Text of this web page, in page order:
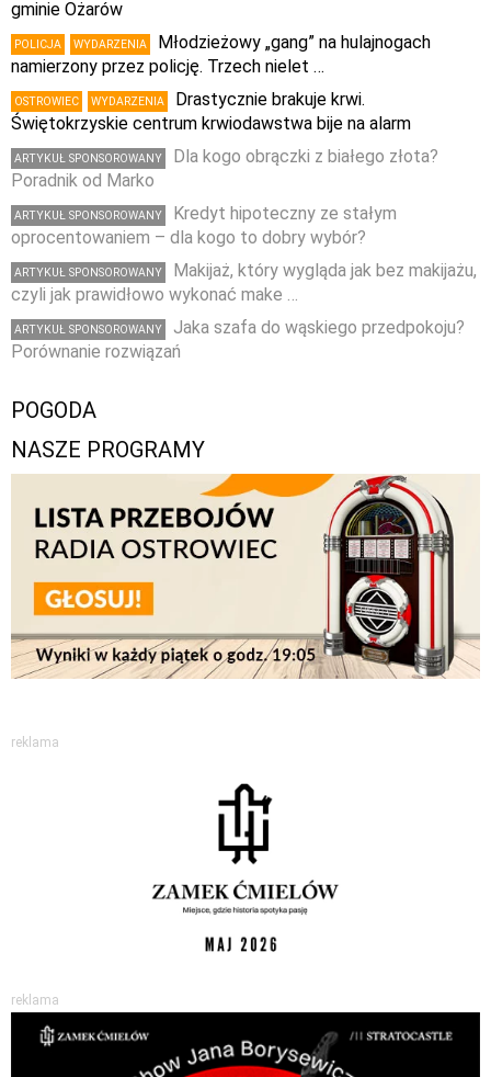
gminie Ożarów
POLICJA WYDARZENIA
Młodzieżowy „gang” na hulajnogach
namierzony przez policję. Trzech nielet …
OSTROWIEC WYDARZENIA
Drastycznie brakuje krwi.
Świętokrzyskie centrum krwiodawstwa bije na alarm
ARTYKUŁ SPONSOROWANY
Dla kogo obrączki z białego złota?
Poradnik od Marko
ARTYKUŁ SPONSOROWANY
Kredyt hipoteczny ze stałym
oprocentowaniem – dla kogo to dobry wybór?
ARTYKUŁ SPONSOROWANY
Makijaż, który wygląda jak bez makijażu,
czyli jak prawidłowo wykonać make …
ARTYKUŁ SPONSOROWANY
Jaka szafa do wąskiego przedpokoju?
Porównanie rozwiązań
POGODA
NASZE PROGRAMY
reklama
reklama